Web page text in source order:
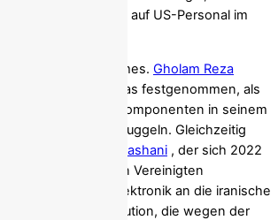
mit Angriffen auf US-Personal im
Kuriere des Regimes. Gholam Reza
August 2024 in Texas festgenommen, als
und Drohnenkomponenten in seinem
in den Iran zu schmuggeln. Gleichzeitig
Kambiz Attar Kashani , der sich 2022
Scheinfirmen in den Vereinigten
um verbotene Elektronik an die iranische
– eine Institution, die wegen der